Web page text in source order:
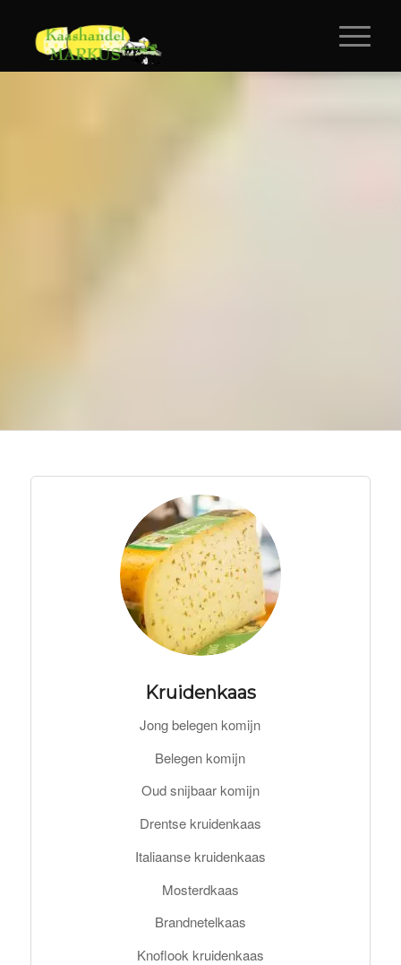
Kruidenkaas
Jong belegen komijn
Belegen komijn
Oud snijbaar komijn
Drentse kruidenkaas
Italiaanse kruidenkaas
Mosterdkaas
Brandnetelkaas
Knoflook kruidenkaas